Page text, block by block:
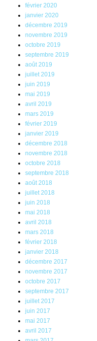
février 2020
janvier 2020
décembre 2019
novembre 2019
octobre 2019
septembre 2019
août 2019
juillet 2019
juin 2019
mai 2019
avril 2019
mars 2019
février 2019
janvier 2019
décembre 2018
novembre 2018
octobre 2018
septembre 2018
août 2018
juillet 2018
juin 2018
mai 2018
avril 2018
mars 2018
février 2018
janvier 2018
décembre 2017
novembre 2017
octobre 2017
septembre 2017
juillet 2017
juin 2017
mai 2017
avril 2017